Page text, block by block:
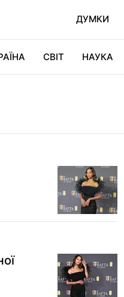
ДУМКИ
СВІТ НАУКА